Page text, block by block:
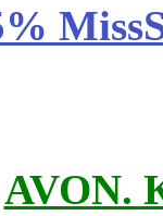
AVON.